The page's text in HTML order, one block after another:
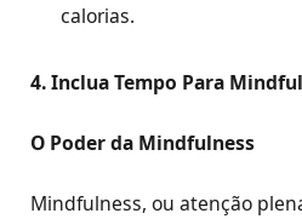
calorias.
4. Inclua Tempo Para
O Poder da Mindfulness
Mindfulness, ou atenção